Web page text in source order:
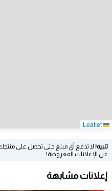
تنبيه! لا تدفع أي مبلغ حتى تحصل على
عن الإعلانات المعروضة!
إعلانات مشابهة